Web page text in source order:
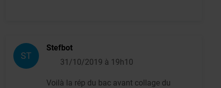
ST
Stefbot
31/10/2019 à 19h10
Voilà la rép du bac avant collage du